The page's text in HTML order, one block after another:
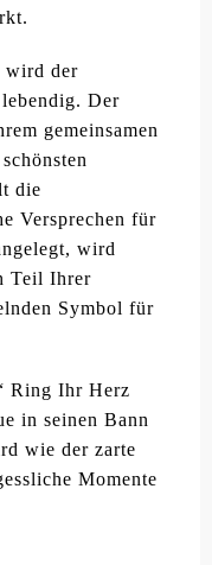
wird der
Der
gemeinsamen
die
Versprechen für
wird
Teil Ihrer
Symbol für
Ring Ihr Herz
in seinen Bann
wie der zarte
Momente